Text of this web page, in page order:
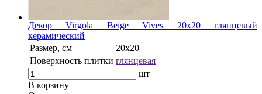
Декор Virgola Beige Vives 20x20 глянцевый
керамический
Размер, см
20x20
Поверхность плитки глянцевая
шт
В корзину